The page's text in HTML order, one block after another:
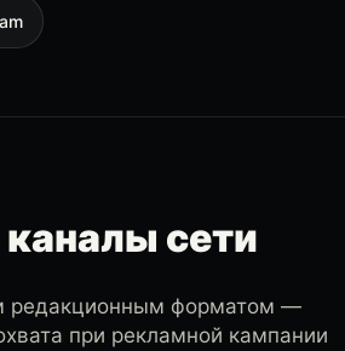
сети
редакционным форматом —
при рекламной кампании